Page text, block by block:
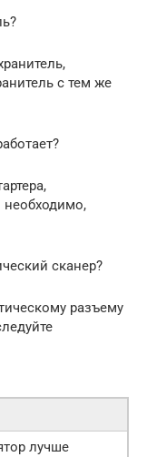
с тем же
необходимо,
сканер?
разъему
лучше